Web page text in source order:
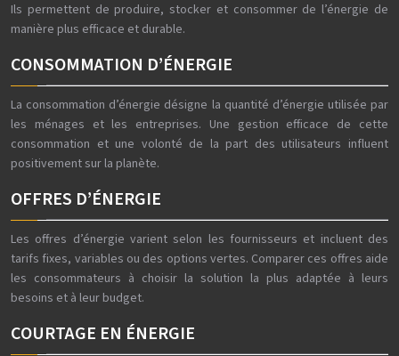
Ils permettent de produire, stocker et consommer de l’énergie de
manière plus efficace et durable.
CONSOMMATION D’ÉNERGIE
La consommation d’énergie désigne la quantité d’énergie utilisée par
les ménages et les entreprises. Une gestion efficace de cette
consommation et une volonté de la part des utilisateurs influent
positivement sur la planète.
OFFRES D’ÉNERGIE
Les offres d’énergie varient selon les fournisseurs et incluent des
tarifs fixes, variables ou des options vertes. Comparer ces offres aide
les consommateurs à choisir la solution la plus adaptée à leurs
besoins et à leur budget.
COURTAGE EN ÉNERGIE